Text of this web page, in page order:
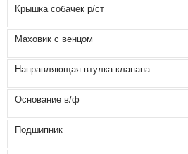
Крышка собачек р/ст
Маховик с венцом
Направляющая втулка клапана
Основание в/ф
Подшипник